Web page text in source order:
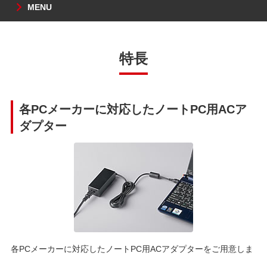
MENU
特長
各PCメーカーに対応したノートPC用ACア
ダプター
各PCメーカーに対応したノートPC用ACアダプターをご用意しま